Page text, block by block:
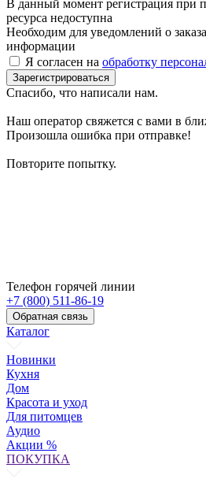
В данный момент регистрация при
ресурса недоступна
Необходим для уведомлений о
информации
Я согласен на обработку
Зарегистрироваться
Спасибо, что написали нам.
Наш оператор свяжется с вами в
Произошла ошибка при отправке!
Повторите попытку.
Телефон горячей линии
+7 (800) 511-86-19
Обратная связь
Каталог
Новинки
Кухня
Дом
Красота и уход
Для питомцев
Аудио
Акции %
ПОКУПКА